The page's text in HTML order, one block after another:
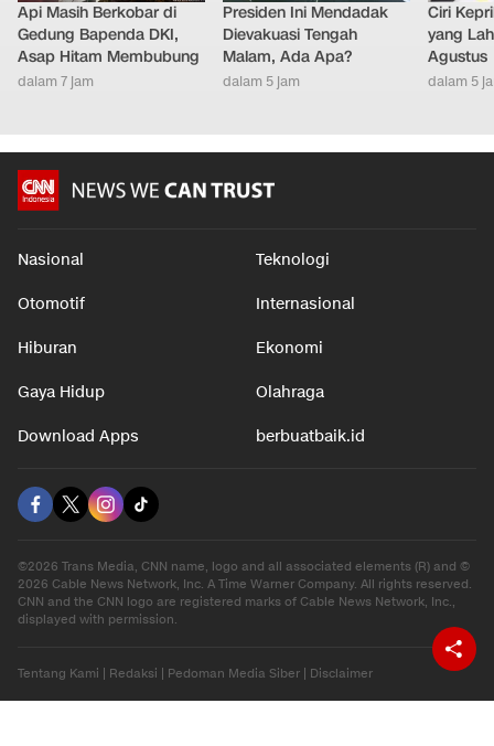
Api Masih Berkobar di
Gedung Bapenda DKI,
Asap Hitam Membubung
dalam 7 jam
Presiden Ini Mendadak
Dievakuasi Tengah
Malam, Ada Apa?
dalam 5 jam
Ciri
yang
Agustus
dalam 5
Nasional Teknologi
Otomotif Internasional
Hiburan Ekonomi
Gaya Hidup Olahraga
Download Apps berbuatbaik.id
©2026 Trans Media, CNN name, logo and all associated elements (R) and ©
2026 Cable News Network, Inc. A Time Warner Company. All rights reserved.
CNN and the CNN logo are registered marks of Cable News Network, Inc.,
displayed with permission.
Tentang Kami | Redaksi | Pedoman Media Siber | Disclaimer